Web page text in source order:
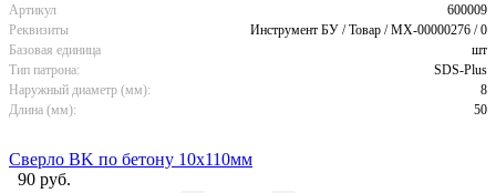
Артикул
600009
Реквизиты
Инструмент БУ / Товар / MX-00000276 / 0
Базовая единица
шт
Тип патрона:
SDS-Plus
Наружный диаметр (мм):
8
Длина (мм):
50
Сверло BK по бетону 10x110мм
90 руб.